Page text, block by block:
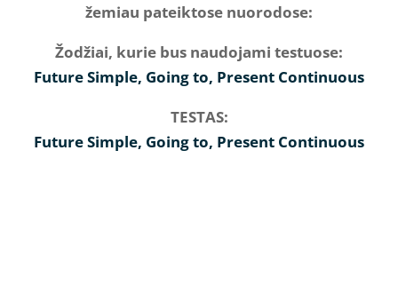
žemiau pateiktose nuorodose:
Žodžiai, kurie bus naudojami testuose:
Future Simple, Going to, Present Continuous
TESTAS:
Future Simple, Going to, Present Continuous